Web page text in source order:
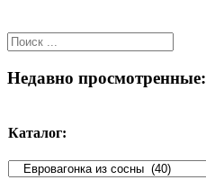
Недавно просмотренные:
Каталог: